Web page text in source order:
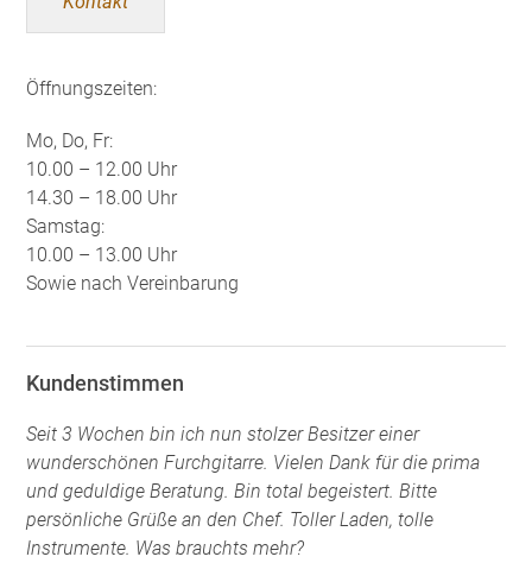
Öffnungszeiten:
Mo, Do, Fr:
10.00 – 12.00 Uhr
14.30 – 18.00 Uhr
Samstag:
10.00 – 13.00 Uhr
Sowie nach Vereinbarung
Kundenstimmen
Seit 3 Wochen bin ich nun stolzer Besitzer einer
wunderschönen Furchgitarre. Vielen Dank für die prima
und geduldige Beratung. Bin total begeistert. Bitte
persönliche Grüße an den Chef. Toller Laden, tolle
Instrumente. Was brauchts mehr?